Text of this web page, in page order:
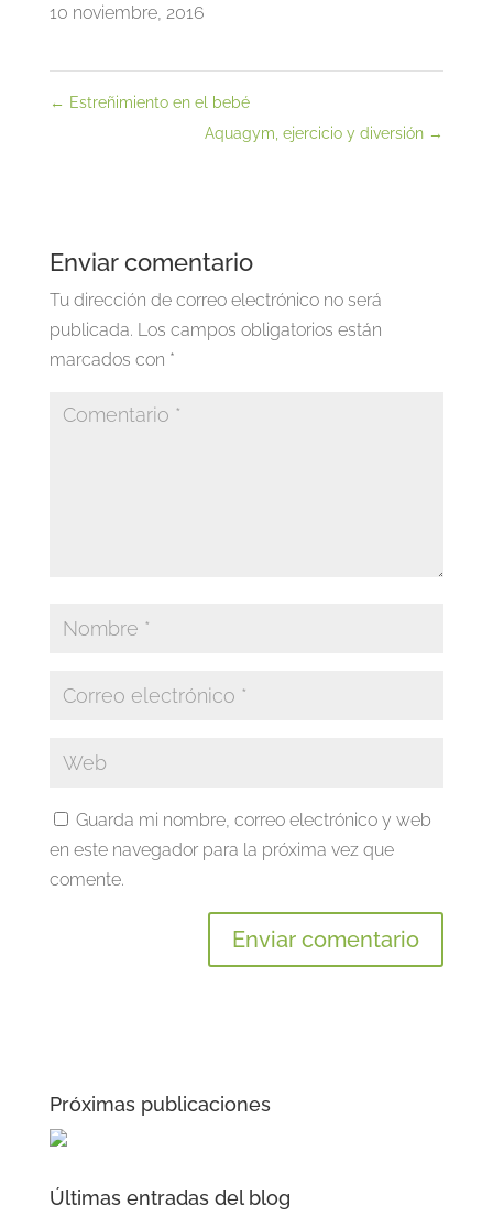
10 noviembre, 2016
← Estreñimiento en el bebé
Aquagym, ejercicio y diversión →
Enviar comentario
Tu dirección de correo electrónico no será
publicada. Los campos obligatorios están
marcados con *
Guarda mi nombre, correo electrónico y web
en este navegador para la próxima vez que
comente.
Próximas publicaciones
Últimas entradas del blog